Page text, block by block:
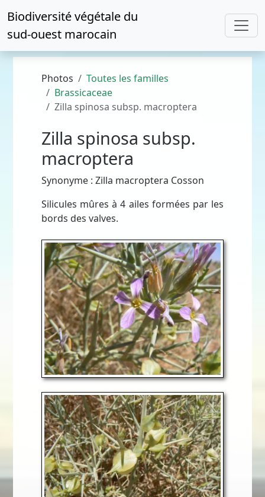
Biodiversité végétale du
sud-ouest marocain
Photos
Toutes les familles
Brassicaceae
Zilla spinosa subsp. macroptera
Zilla spinosa subsp.
macroptera
Synonyme : Zilla macroptera Cosson
Silicules mûres à 4 ailes formées par les
bords des valves.